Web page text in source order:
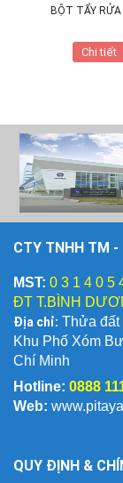
BỘT TẨY
Chi tiết
CTY TNHH TM -
MST: 0 3 1 4 0 5
ĐT T.BÌNH
Địa chỉ: Thửa
Khu Phố Xóm
Chí Minh
Hotline: 0888
Web:
QUY ĐỊNH &